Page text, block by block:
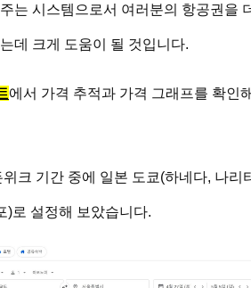
는 시스템으로서 여러분의 항공권을
데 크게 도움이 될 것입니다.
에서 가격 추적과 가격 그래프를 확인
크 기간 중에 일본 도쿄(하네다, 나리
)로 설정해 보았습니다.